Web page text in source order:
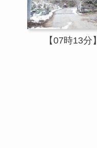
【07時13分】